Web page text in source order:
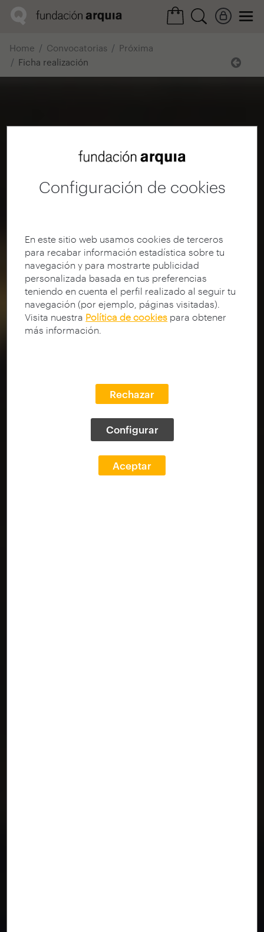
Configuración de cookies
En este sitio web usamos cookies de terceros
para recabar información estadística sobre tu
navegación y para mostrarte publicidad
personalizada basada en tus preferencias
teniendo en cuenta el perfil realizado al seguir tu
navegación (por ejemplo, páginas visitadas).
Visita nuestra Política de cookies para obtener
más información.
Rechazar
Configurar
Aceptar
Home Convocatorias
Próxima
Ficha realización